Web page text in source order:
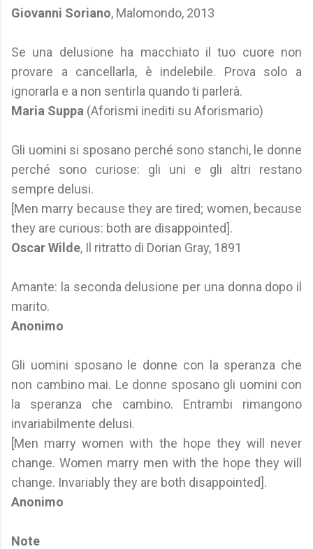
Giovanni Soriano, Malomondo, 2013
Se una delusione ha macchiato il tuo cuore non
provare a cancellarla, è indelebile. Prova solo a
ignorarla e a non sentirla quando ti parlerà.
Maria Suppa (Aforismi inediti su Aforismario)
Gli uomini si sposano perché sono stanchi, le donne
perché sono curiose: gli uni e gli altri restano
sempre delusi.
[Men marry because they are tired; women, because
they are curious: both are disappointed].
Oscar Wilde, Il ritratto di Dorian Gray, 1891
Amante: la seconda delusione per una donna dopo il
marito.
Anonimo
Gli uomini sposano le donne con la speranza che
non cambino mai. Le donne sposano gli uomini con
la speranza che cambino. Entrambi rimangono
invariabilmente delusi.
[Men marry women with the hope they will never
change. Women marry men with the hope they will
change. Invariably they are both disappointed].
Anonimo
Note